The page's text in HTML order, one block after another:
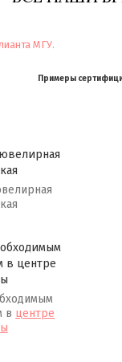
Примеры
в центре